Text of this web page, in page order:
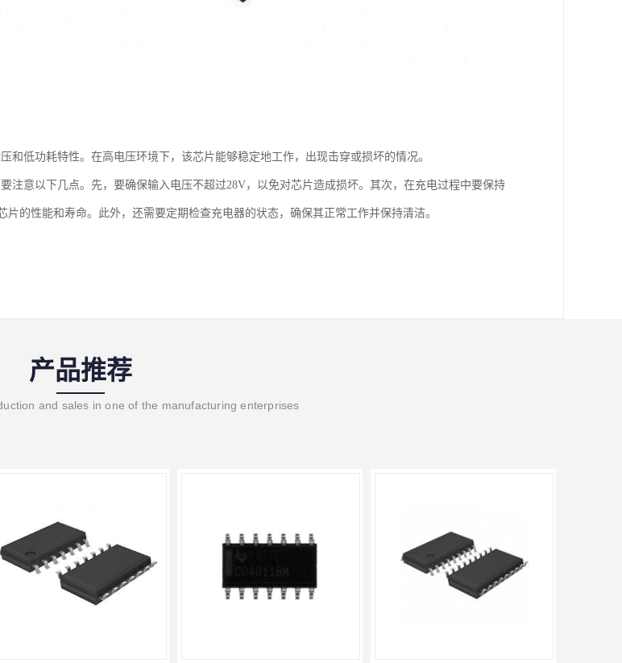
和低功耗特性。在高电压环境下，该芯片能够稳定地工作，出现击穿或损坏的情况。
注意以下几点。先，要确保输入电压不超过28V，以免对芯片造成损坏。其次，在充电过程中要保持
片的性能和寿命。此外，还需要定期检查充电器的状态，确保其正常工作并保持清洁。
产品推荐
and sales in one of the manufacturing enterprises